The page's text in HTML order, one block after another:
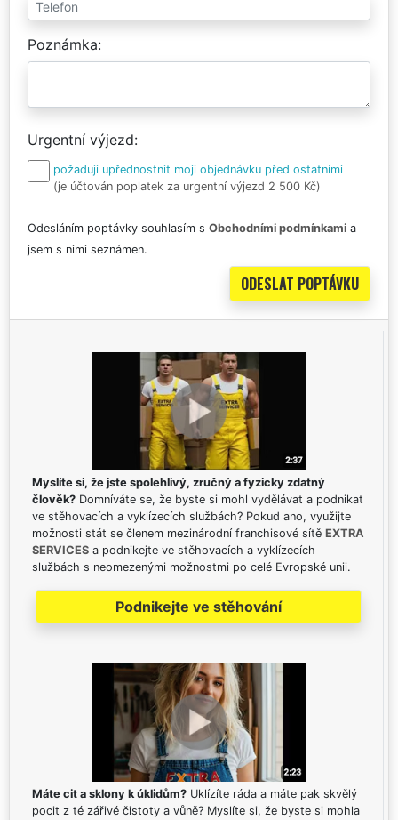
Poznámka
Urgentní výjezd
požaduji upřednostnit moji objednávku před ostatními
(je účtován poplatek za urgentní výjezd 2 500 Kč)
Odesláním poptávky souhlasím s Obchodními podmínkami a
jsem s nimi seznámen.
Myslíte si, že jste spolehlivý, zručný a fyzicky zdatný
člověk? Domníváte se, že byste si mohl vydělávat a podnikat
ve stěhovacích a vyklízecích službách? Pokud ano, využijte
možnosti stát se členem mezinárodní franchisové sítě EXTRA
SERVICES a podnikejte ve stěhovacích a vyklízecích
službách s neomezenými možnostmi po celé Evropské unii.
Podnikejte ve stěhování
Máte cit a sklony k úklidům? Uklízíte ráda a máte pak skvělý
pocit z té zářivé čistoty a vůně? Myslíte si, že byste si mohla